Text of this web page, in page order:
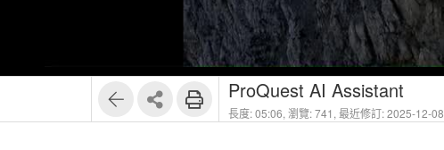
ProQuest AI Assistant
長度: 05:06, 瀏覽: 741, 最近修訂: 2025-12-08